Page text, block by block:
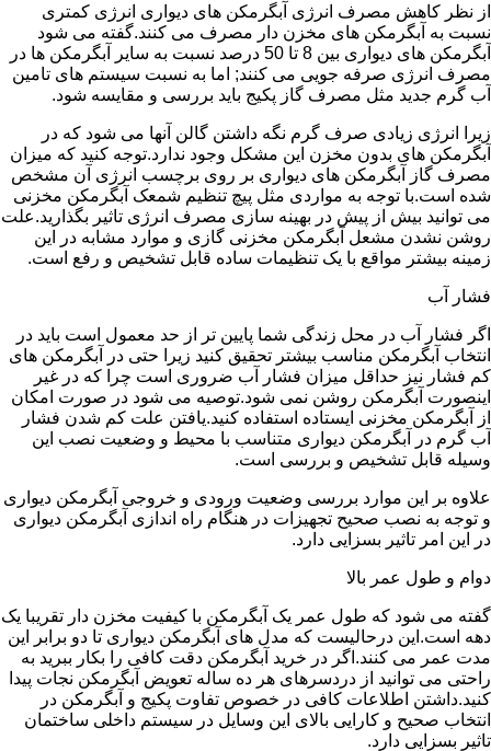
از نظر کاهش مصرف انرژی آبگرمکن های دیواری انرژی کمتری
نسبت به آبگرمکن های مخزن دار مصرف می کنند.گفته می شود
آبگرمکن های دیواری بین 8 تا 50 درصد نسبت به سایر آبگرمکن ها در
مصرف انرژی صرفه جویی می کنند; اما به نسبت سیستم های تامین
آب گرم جدید مثل مصرف گاز پکیج باید بررسی و مقایسه شود.
زیرا انرژی زیادی صرف گرم نگه داشتن گالن آنها می شود که در
آبگرمکن های بدون مخزن این مشکل وجود ندارد.توجه کنید که میزان
مصرف گاز آبگرمکن های دیواری بر روی برچسب انرژی آن مشخص
شده است.با توجه به مواردی مثل پیچ تنظیم شمعک آبگرمکن مخزنی
می توانید بیش از پیش در بهینه سازی مصرف انرژی تاثیر بگذارید.علت
روشن نشدن مشعل آبگرمکن مخزنی گازی و موارد مشابه در این
زمینه بیشتر مواقع با یک تنظیمات ساده قابل تشخیص و رفع است.
فشار آب
اگر فشار آب در محل زندگی شما پایین تر از حد معمول است باید در
انتخاب آبگرمکن مناسب بیشتر تحقیق کنید زیرا حتی در آبگرمکن های
کم فشار نیز حداقل میزان فشار آب ضروری است چرا که در غیر
اینصورت آبگرمکن روشن نمی شود.توصیه می شود در صورت امکان
از آبگرمکن مخزنی ایستاده استفاده کنید.یافتن علت کم شدن فشار
آب گرم در آبگرمکن دیواری متناسب با محیط و وضعیت نصب این
وسیله قابل تشخیص و بررسی است.
علاوه بر این موارد بررسی وضعیت ورودی و خروجی آبگرمکن دیواری
و توجه به نصب صحیح تجهیزات در هنگام راه اندازی آبگرمکن دیواری
در این امر تاثیر بسزایی دارد.
دوام و طول عمر بالا
گفته می شود که طول عمر یک آبگرمکن با کیفیت مخزن دار تقریبا یک
دهه است.این درحالیست که مدل های آبگرمکن دیواری تا دو برابر این
مدت عمر می کنند.اگر در خرید آبگرمکن دقت کافی را بکار ببرید به
راحتی می توانید از دردسرهای هر ده ساله تعویض آبگرمکن نجات پیدا
کنید.داشتن اطلاعات کافی در خصوص تفاوت پکیج و آبگرمکن در
انتخاب صحیح و کارایی بالای این وسایل در سیستم داخلی ساختمان
تاثیر بسزایی دارد.